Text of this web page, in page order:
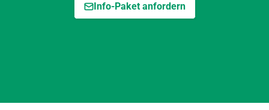
Info-Paket anfordern
Datenschutzerklärung